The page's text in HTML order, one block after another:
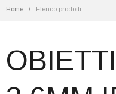
Corsi
Home / Elenco prodotti